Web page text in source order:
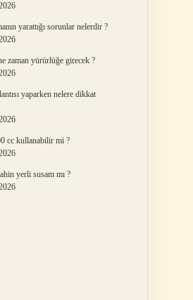
yarattığı sorunlar nelerdir ?
zaman yürürlüğe girecek ?
yaparken nelere dikkat
cc kullanabilir mi ?
yerli susam mı ?